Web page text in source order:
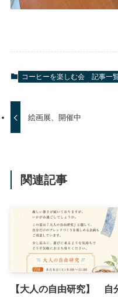
コーヒーを楽しむ会 記事一
絵画展、開催中
関連記事
【大人の自由研究】 自